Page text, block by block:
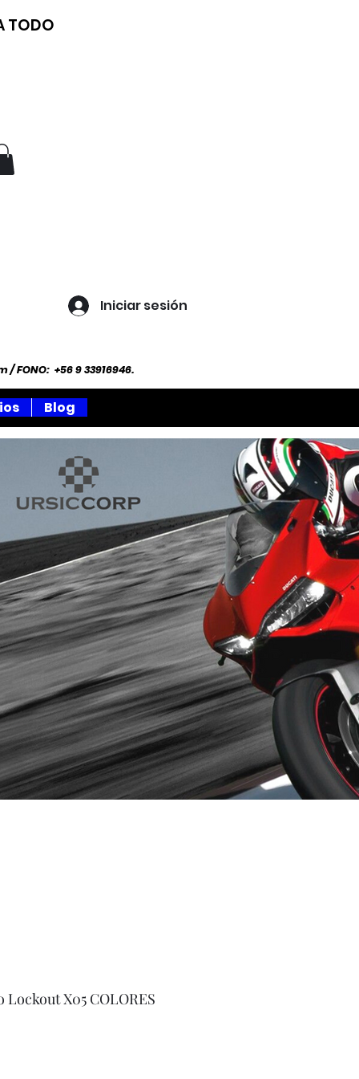
TODO
Iniciar sesión
/ FONO: +56 9 33916946.
Blog
Lockout X05 COLORES